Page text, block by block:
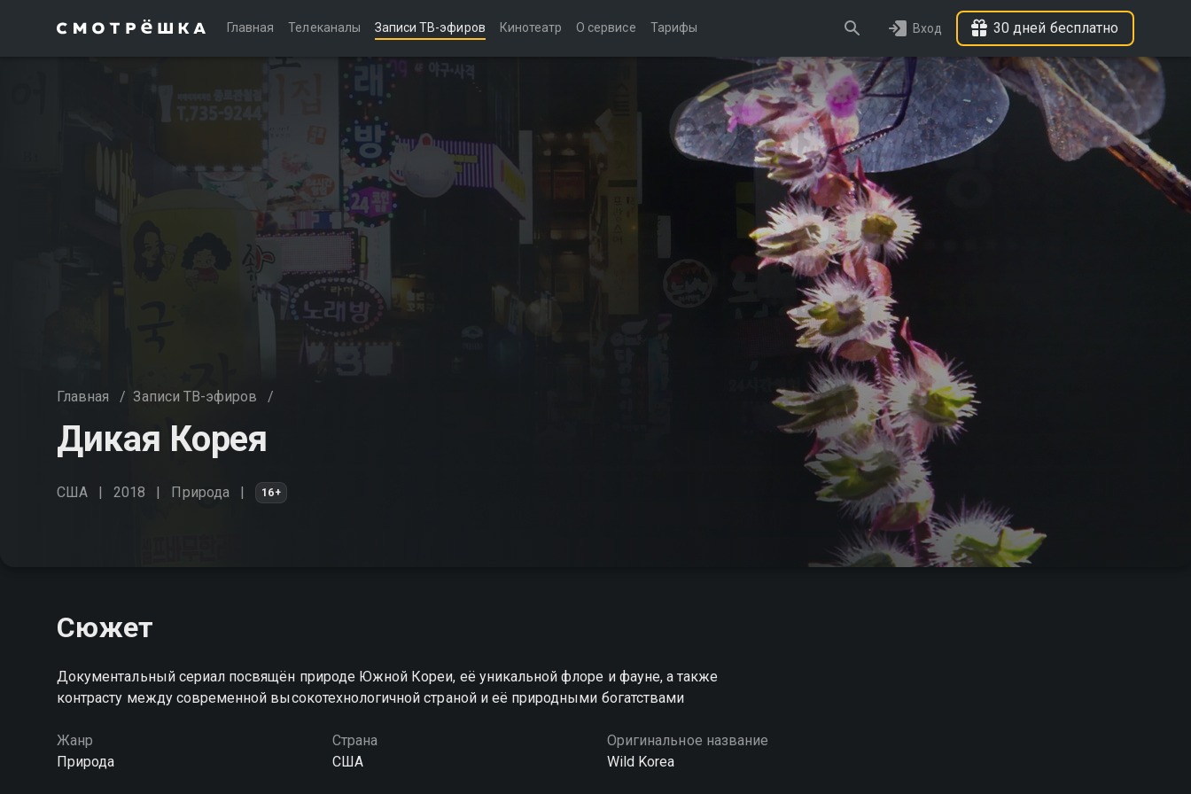
Главная Телеканалы Записи ТВ-эфиров Кинотеатр О сервисе Тарифы Вход 30 дней бесплатно
Главная / Записи ТВ-эфиров /
Дикая Корея
США 2018 Природа 16+
Сюжет
Документальный сериал посвящён природе Южной Кореи, её уникальной флоре и фауне, а также
контрасту между современной высокотехнологичной страной и её природными богатствами
Жанр
Природа
Страна
США
Оригинальное название
Wild Korea